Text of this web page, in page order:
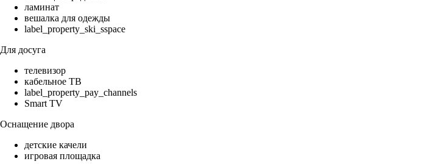
ламинат
вешалка для одежды
label_property_ski_sspace
Для досуга
телевизор
кабельное ТВ
label_property_pay_channels
Smart TV
Оснащение двора
детские качели
игровая площадка